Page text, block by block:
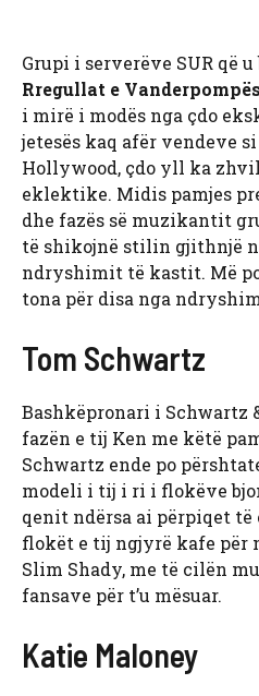
Grupi i serverëve SUR që
Rregullat e Vanderpompës
i mirë i modës nga çdo
jetesës kaq afër vendeve
Hollywood, çdo yll ka
eklektike. Midis pamjes
dhe fazës së muzikantit
të shikojnë stilin gjithnjë
ndryshimit të kastit. Më
tona për disa nga
Tom Schwartz
Bashkëpronari i Schwartz
fazën e tij Ken me këtë
Schwartz ende po
modeli i tij i ri i flokëve
qenit ndërsa ai përpiqet të
flokët e tij ngjyrë kafe për
Slim Shady, me të cilën
fansave për t’u mësuar.
Katie Maloney